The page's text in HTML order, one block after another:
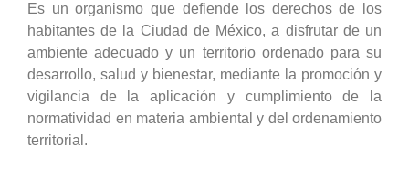
Es un organismo que defiende los derechos de los
habitantes de la Ciudad de México, a disfrutar de un
ambiente adecuado y un territorio ordenado para su
desarrollo, salud y bienestar, mediante la promoción y
vigilancia de la aplicación y cumplimiento de la
normatividad en materia ambiental y del ordenamiento
territorial.